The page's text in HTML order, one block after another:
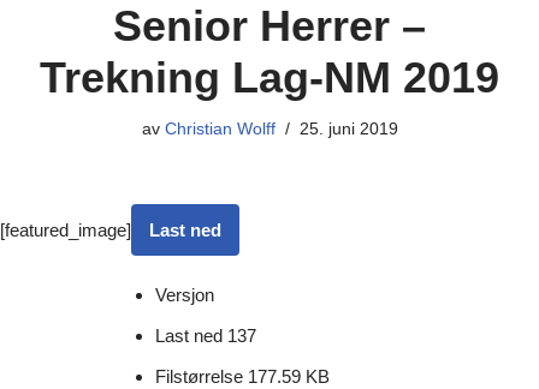
Senior Herrer –
Trekning Lag-NM 2019
av Christian Wolff 25. juni 2019
[featured_image] Last ned
Versjon
Last ned 137
Filstørrelse 177.59 KB